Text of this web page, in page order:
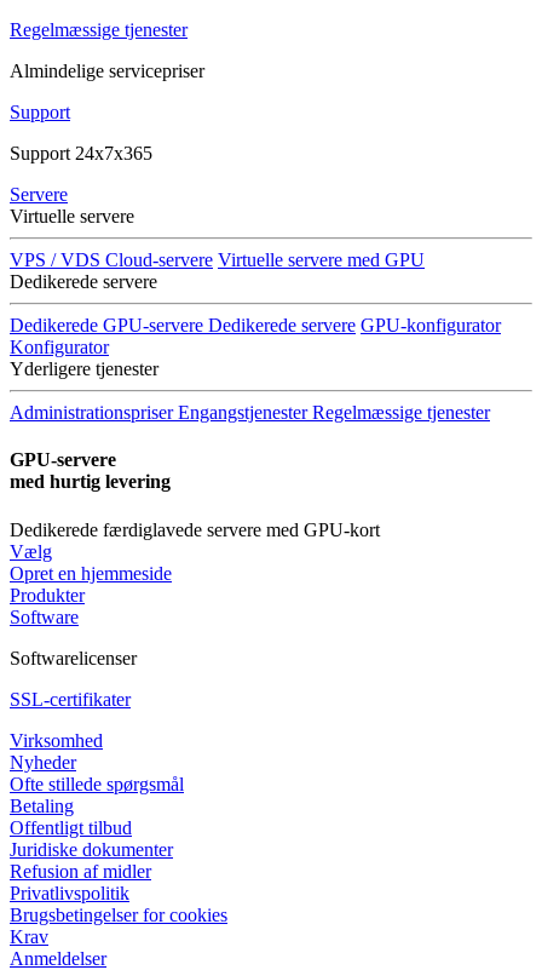
Regelmæssige tjenester
Almindelige servicepriser
Support
Support 24x7x365
Servere
Virtuelle servere
VPS / VDS Cloud-servere Virtuelle servere med GPU
Dedikerede servere
Dedikerede GPU-servere Dedikerede servere GPU-konfigurator
Konfigurator
Yderligere tjenester
Administrationspriser Engangstjenester Regelmæssige tjenester
GPU-servere
med hurtig levering
Dedikerede færdiglavede servere med GPU-kort
Vælg
Opret en hjemmeside
Produkter
Software
Softwarelicenser
SSL-certifikater
Virksomhed
Nyheder
Ofte stillede spørgsmål
Betaling
Offentligt tilbud
Juridiske dokumenter
Refusion af midler
Privatlivspolitik
Brugsbetingelser for cookies
Krav
Anmeldelser